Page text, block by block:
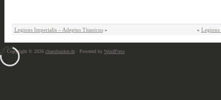
Legions Imperialis – Adeptus Titanicus» « Legions
Copyright © 2026 chaosbunker.de· Powered by WordPress